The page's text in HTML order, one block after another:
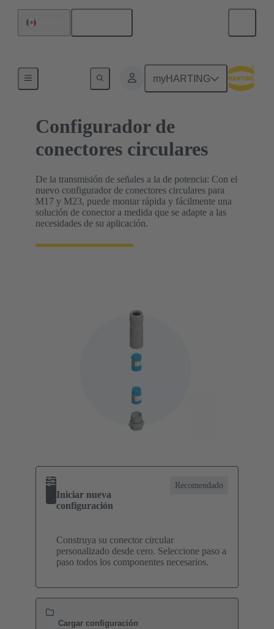
myHARTING
Configuradores de producto HARTING
Configurador de
conectores circulares
De la transmisión de señales a la de potencia: Con el
nuevo configurador de conectores circulares para
M17 y M23, puede montar rápida y fácilmente una
solución de conector a medida que se adapte a las
necesidades de su aplicación.
Iniciar nueva
configuración
Recomendado
Construya su conector circular
personalizado desde cero. Seleccione paso a
paso todos los componentes necesarios.
Cargar configuración